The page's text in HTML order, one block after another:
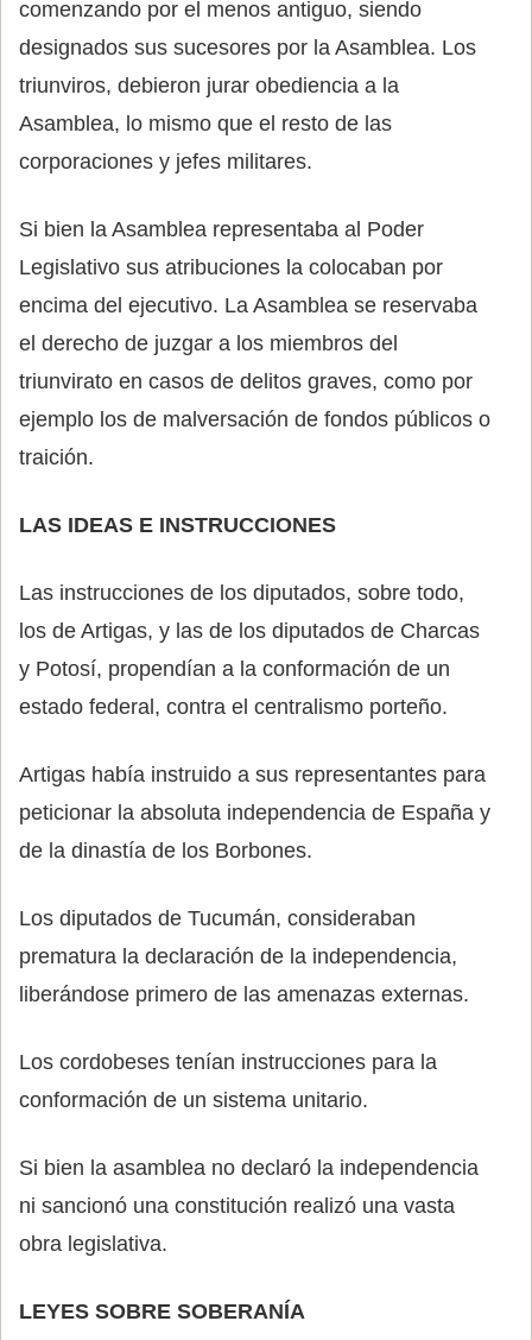
comenzando por el menos antiguo, siendo
designados sus sucesores por la Asamblea. Los
triunviros, debieron jurar obediencia a la
Asamblea, lo mismo que el resto de las
corporaciones y jefes militares.
Si bien la Asamblea representaba al Poder
Legislativo sus atribuciones la colocaban por
encima del ejecutivo. La Asamblea se reservaba
el derecho de juzgar a los miembros del
triunvirato en casos de delitos graves, como por
ejemplo los de malversación de fondos públicos o
traición.
LAS IDEAS E INSTRUCCIONES
Las instrucciones de los diputados, sobre todo,
los de Artigas, y las de los diputados de Charcas
y Potosí, propendían a la conformación de un
estado federal, contra el centralismo porteño.
Artigas había instruido a sus representantes para
peticionar la absoluta independencia de España y
de la dinastía de los Borbones.
Los diputados de Tucumán, consideraban
prematura la declaración de la independencia,
liberándose primero de las amenazas externas.
Los cordobeses tenían instrucciones para la
conformación de un sistema unitario.
Si bien la asamblea no declaró la independencia
ni sancionó una constitución realizó una vasta
obra legislativa.
LEYES SOBRE SOBERANÍA